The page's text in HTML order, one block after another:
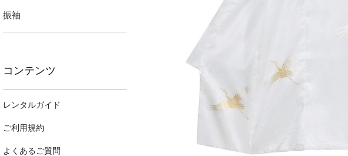
振袖
コンテンツ
レンタルガイド
ご利用規約
よくあるご質問